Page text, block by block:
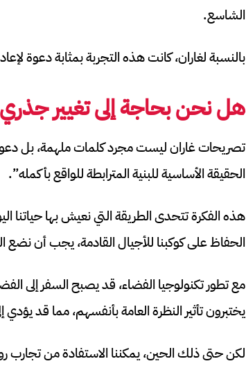
الشاسع.
بالنسبة لغاران، كانت هذه التجربة بمثابة دعوة
هل نحن بحاجة إلى تغيير جذري
تصريحات غاران ليست مجرد كلمات ملهمة، بل
الحقيقة الأساسية للبنية المترابطة للواقع بأكمله”.
هذه الفكرة تتحدى الطريقة التي نعيش بها حياتنا
الحفاظ على كوكبنا للأجيال القادمة، يجب أن نضع
مع تطور تكنولوجيا الفضاء، قد يصبح السفر إلى
يختبرون تأثير النظرة العامة بأنفسهم، مما قد
لكن حتى ذلك الحين، يمكننا الاستفادة من تجارب